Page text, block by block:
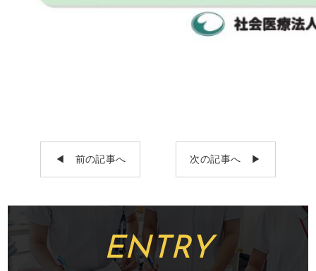
◀︎ 前の記事へ 次の記事へ ▶︎
ENTRY